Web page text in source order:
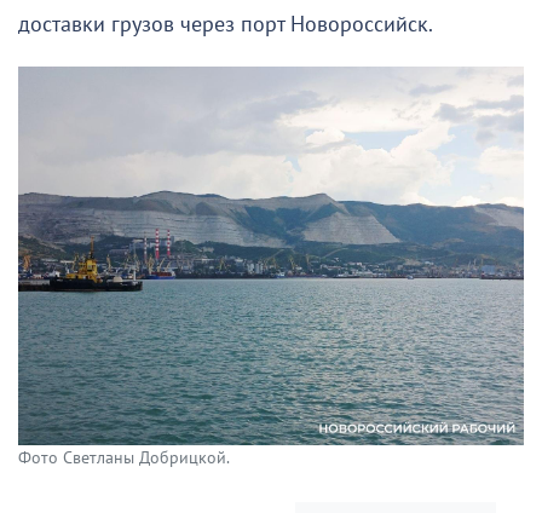
доставки грузов через порт Новороссийск.
Фото Светланы Добрицкой.